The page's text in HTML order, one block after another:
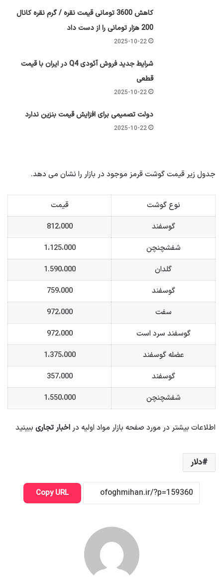
کاهش 3600 تومانی قیمت نقره / گرم نقره کانال
200 هزار تومانی را از دست داد
2025-10-22
شرایط جدید فروش آئودی Q4 در ایران با قیمت
قطعی
2025-10-22
دولت تصمیمی برای افزایش قیمت بنزین ندارد
2025-10-22
جدول زیر قیمت گوشت قرمز موجود در بازار را نشان می دهد.
نوع گوشت
قیمت
گوسفند
812،000
شفشچنچن
1،125،000
گلدان
1.590،000
گوسفند
759،000
سفت
972،000
گوسفند سرد است
972،000
عضله گوسفند
1،375،000
گوسفند
357،000
شفشچنچن
1،550،000
اطلاعات بیشتر در مورد صفحه بازار مواد اولیه دراخبار تجاری ببینید
دلار
Copy URL